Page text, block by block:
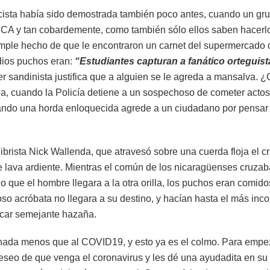
había sido demostrada también poco antes, cuando un
y tan cobardemente, como también sólo ellos saben
hecho de que le encontraron un carnet del supermercado
puchos eran: “Estudiantes capturan a fanático
sandinista justifica que a alguien se le agreda a mansalva.
cuando la Policía detiene a un sospechoso de cometer
una horda enloquecida agrede a un ciudadano por
Nick Wallenda, que atravesó sobre una cuerda floja el
lava ardiente. Mientras el común de los nicaragüenses
que el hombre llegara a la otra orilla, los puchos eran
acróbata no llegara a su destino, y hacían hasta el más
semejante hazaña.
menos que al COVID19, y esto ya es el colmo. Para
de que venga el coronavirus y les dé una ayudadita en su